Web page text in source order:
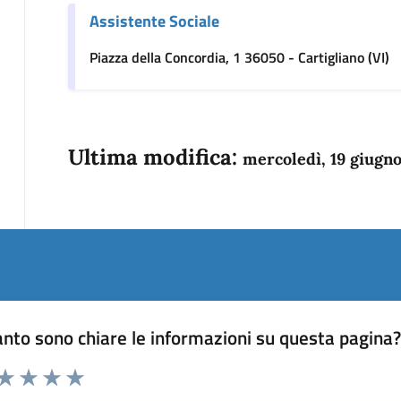
Assistente Sociale
Piazza della Concordia, 1 36050 - Cartigliano (VI)
Ultima modifica: mercoledì, 19
sono chiare le informazioni su questa pagina?
da 1 a 5 stelle la pagina